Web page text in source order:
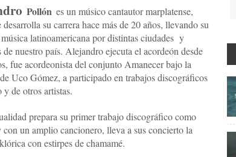
Pollón es un músico cantautor marplatense,
desarrolla su carrera hace más de 20 años, llevando su
latinoamericana por distintas ciudades y
de nuestro país. Alejandro ejecuta el acordeón desde
fue acordeonista del conjunto Amanecer bajo la
Uco Gómez, a participado en trabajos discográficos
y de otros artistas.
prepara su primer trabajo discográfico como
con un amplio cancionero, lleva a sus concierto la
con estirpes de chamamé.